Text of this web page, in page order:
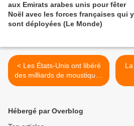
aux Emirats arabes unis pour fêter
Noël avec les forces françaises qui y
sont déployées (Le Monde)
< Les États-Unis ont libéré
des milliards de moustiques
mâles génétiquement
(The Guardian)
Hébergé par Overblog